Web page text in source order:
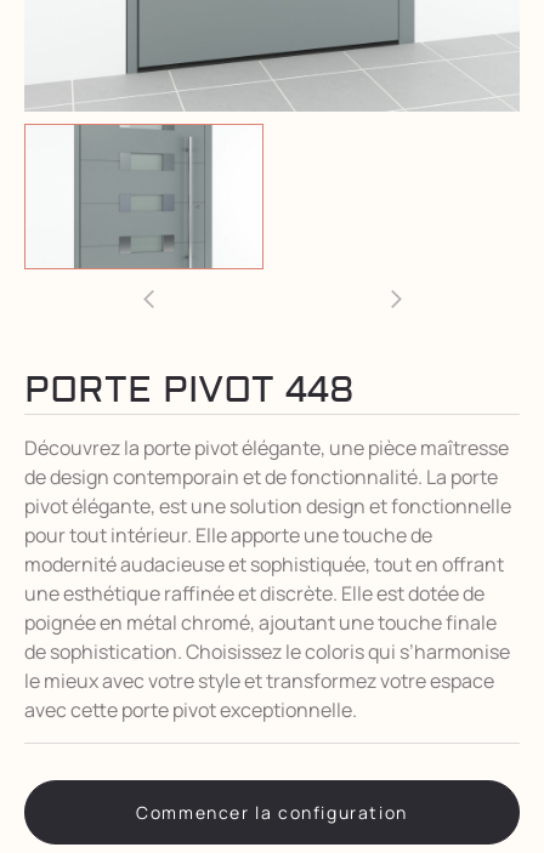
PORTE PIVOT 448
Découvrez la porte pivot élégante, une pièce maîtresse
de design contemporain et de fonctionnalité. La porte
pivot élégante, est une solution design et fonctionnelle
pour tout intérieur. Elle apporte une touche de
modernité audacieuse et sophistiquée, tout en offrant
une esthétique raffinée et discrète. Elle est dotée de
poignée en métal chromé, ajoutant une touche finale
de sophistication. Choisissez le coloris qui s’harmonise
le mieux avec votre style et transformez votre espace
avec cette porte pivot exceptionnelle.
Commencer la configuration